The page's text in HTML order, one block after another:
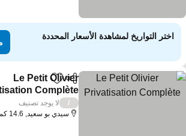
اختر التواريخ لمشاهدة الأسعار المحددة
مشاركةAdd to favorites
Le Petit Olivier
Complète
لا يوجد تصنيف
سيدي بو سعيد, 14.6 كم إلى تونس